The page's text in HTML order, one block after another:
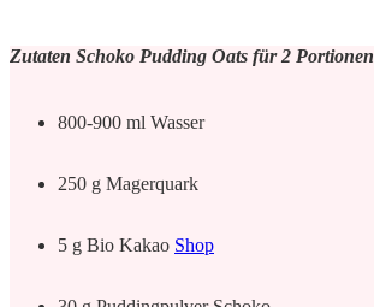
Zutaten Schoko Pudding Oats für 2 Portionen
800-900 ml Wasser
250 g Magerquark
5 g Bio Kakao Shop